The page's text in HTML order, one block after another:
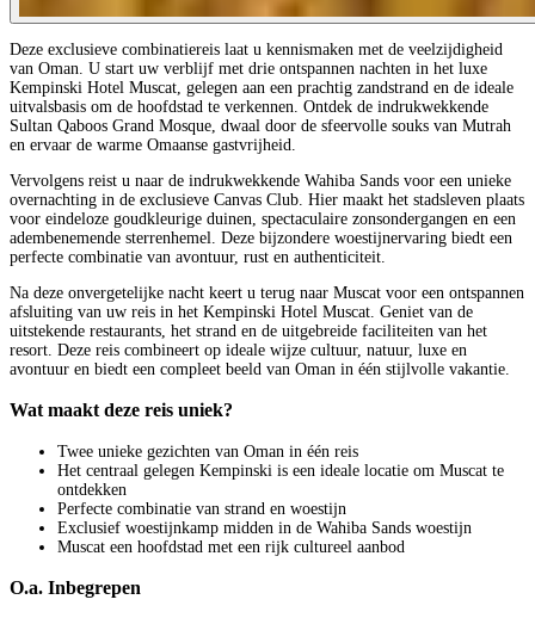
Deze exclusieve combinatiereis laat u kennismaken met de veelzijdigheid
van Oman. U start uw verblijf met drie ontspannen nachten in het luxe
Kempinski Hotel Muscat, gelegen aan een prachtig zandstrand en de ideale
uitvalsbasis om de hoofdstad te verkennen. Ontdek de indrukwekkende
Sultan Qaboos Grand Mosque, dwaal door de sfeervolle souks van Mutrah
en ervaar de warme Omaanse gastvrijheid.
Vervolgens reist u naar de indrukwekkende Wahiba Sands voor een unieke
overnachting in de exclusieve Canvas Club. Hier maakt het stadsleven plaats
voor eindeloze goudkleurige duinen, spectaculaire zonsondergangen en een
adembenemende sterrenhemel. Deze bijzondere woestijnervaring biedt een
perfecte combinatie van avontuur, rust en authenticiteit.
Na deze onvergetelijke nacht keert u terug naar Muscat voor een ontspannen
afsluiting van uw reis in het Kempinski Hotel Muscat. Geniet van de
uitstekende restaurants, het strand en de uitgebreide faciliteiten van het
resort. Deze reis combineert op ideale wijze cultuur, natuur, luxe en
avontuur en biedt een compleet beeld van Oman in één stijlvolle vakantie.
Wat maakt deze reis uniek?
Twee unieke gezichten van Oman in één reis
Het centraal gelegen Kempinski is een ideale locatie om Muscat te
ontdekken
Perfecte combinatie van strand en woestijn
Exclusief woestijnkamp midden in de Wahiba Sands woestijn
Muscat een hoofdstad met een rijk cultureel aanbod
O.a. Inbegrepen